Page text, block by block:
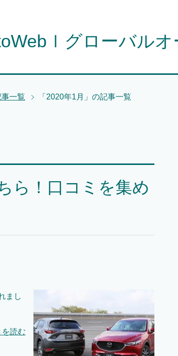
ｌグローバルオ
事一覧 「2020年1月」の記事一覧
ら！口コミを集め
まし
を読む